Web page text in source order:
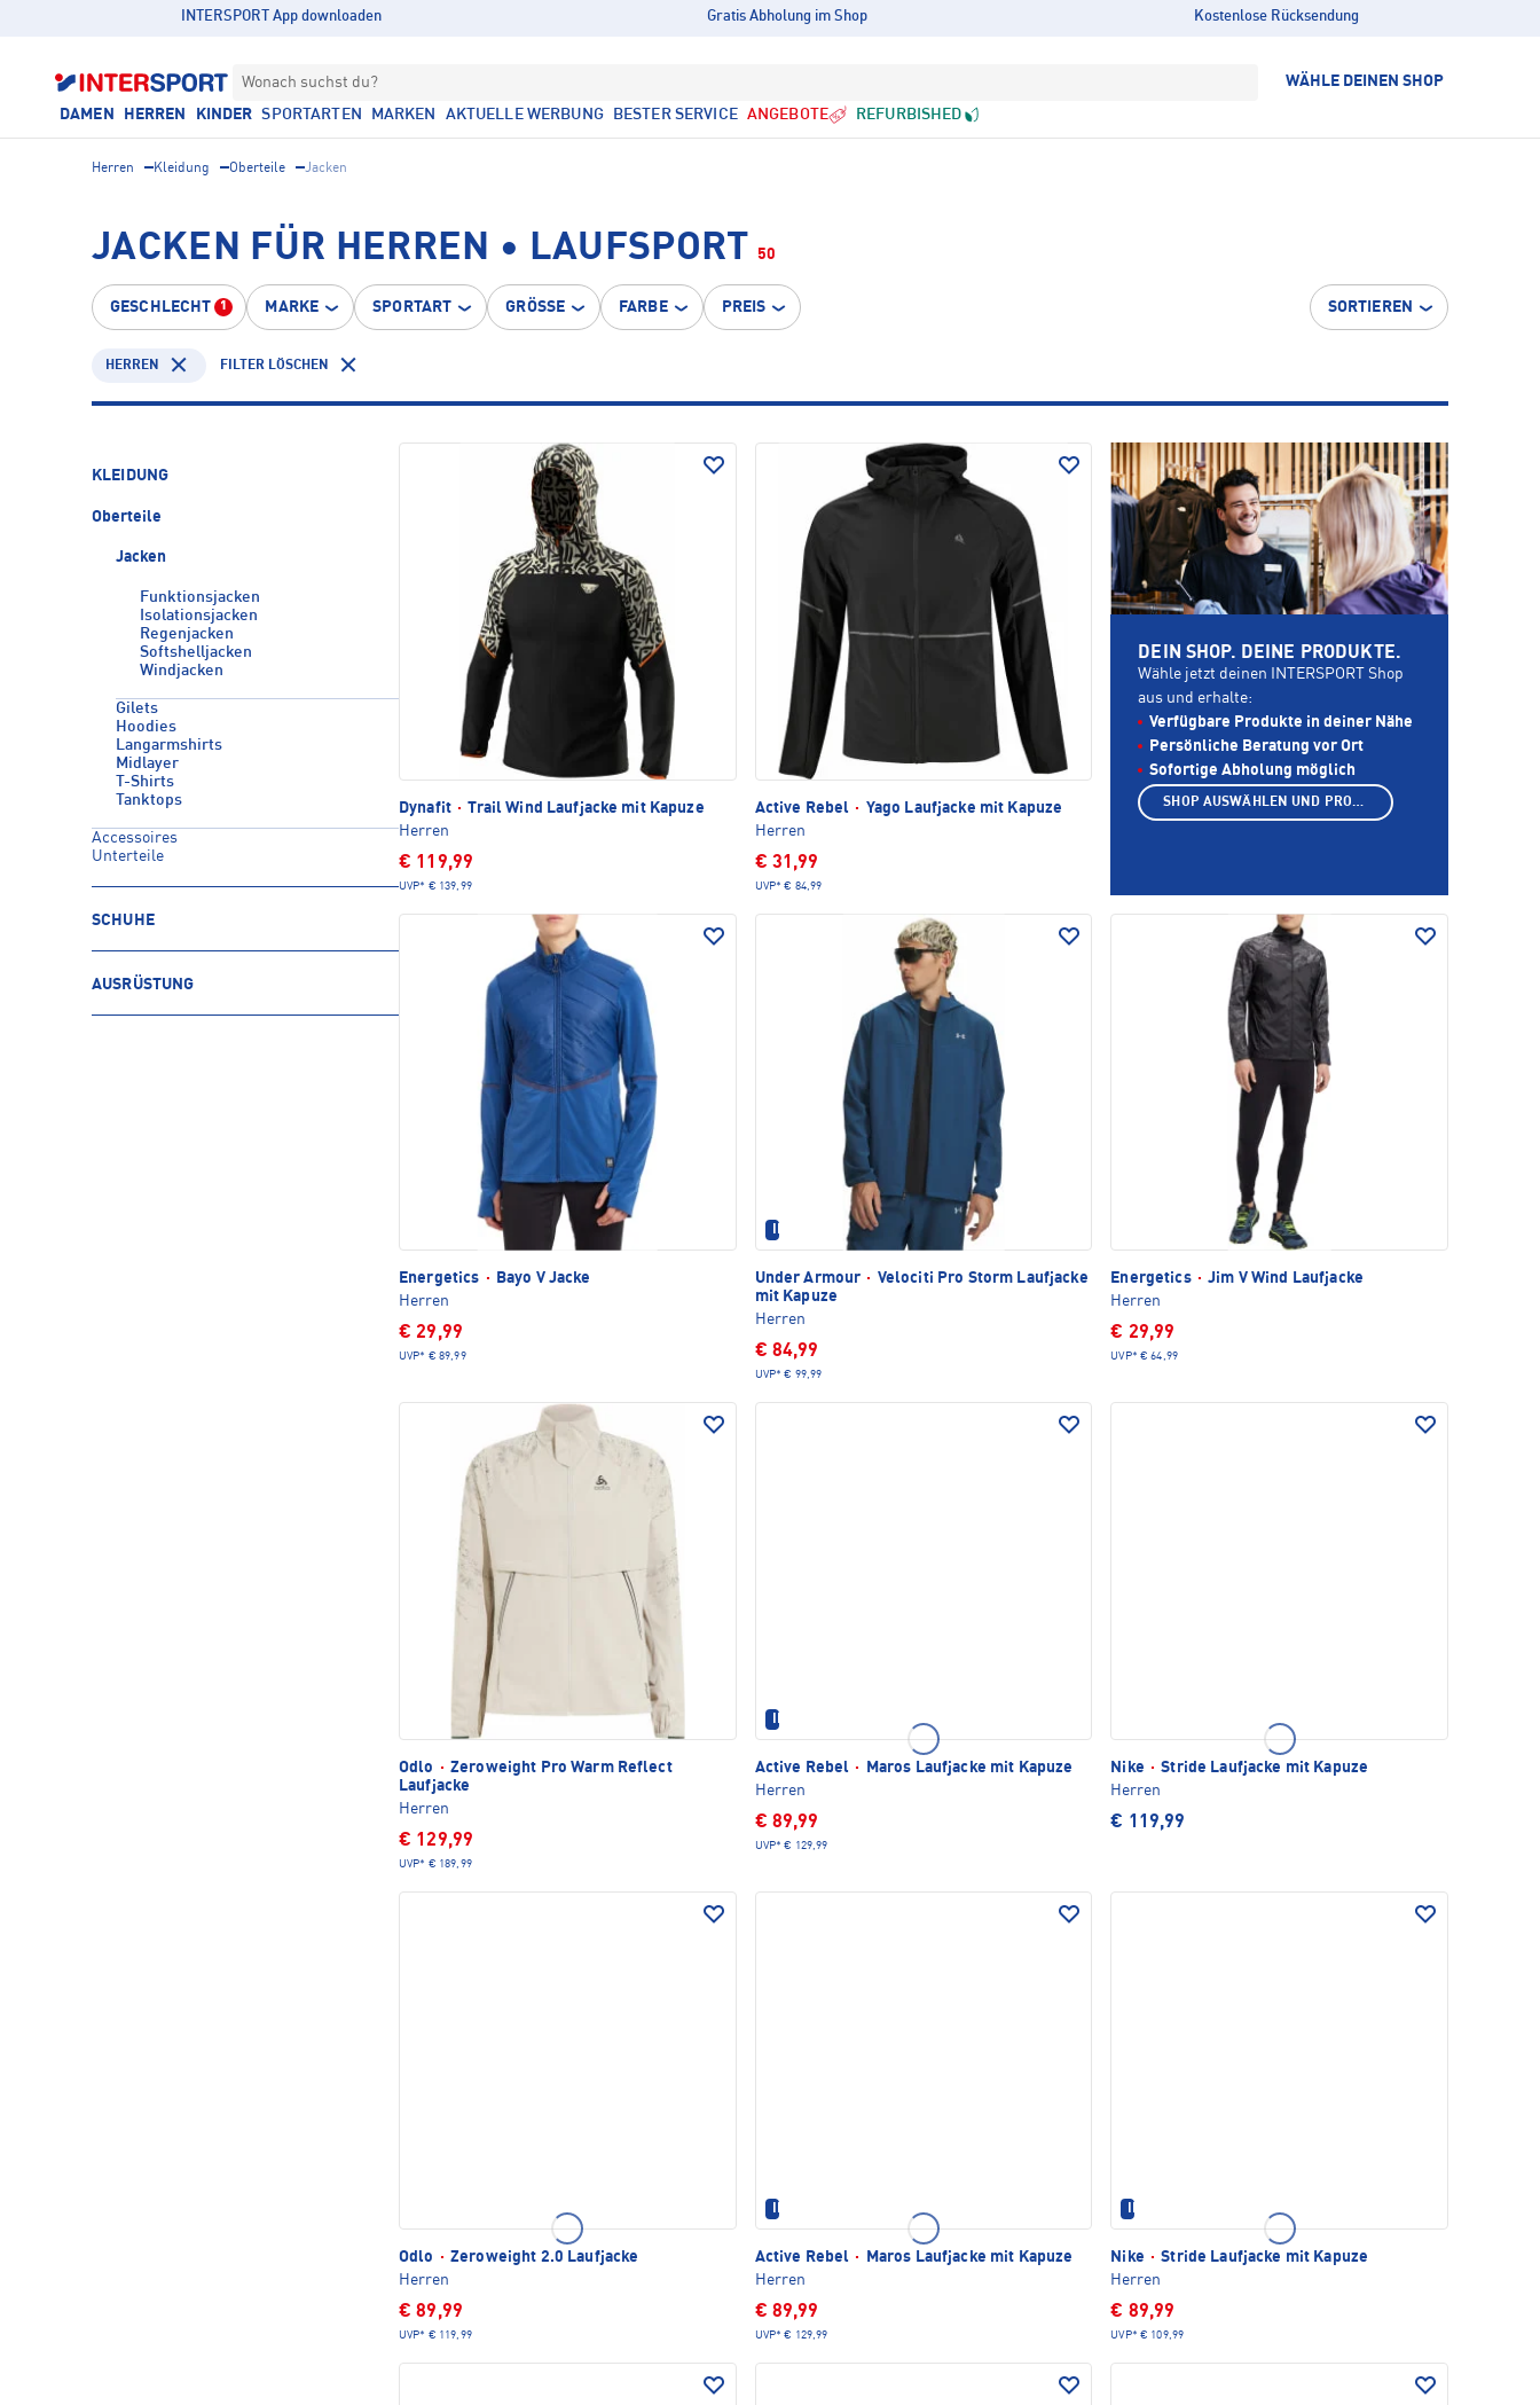
INTERSPORT App downloaden Gratis Abholung im Shop Kostenlose Rücksendung
Wonach suchst du? WÄHLE DEINEN SHOP
DAMEN HERREN KINDER SPORTARTEN MARKEN AKTUELLE WERBUNG BESTER SERVICE ANGEBOTE REFURBISHED
Herren Kleidung Oberteile Jacken
JACKEN FÜR HERREN • LAUFSPORT 50
GESCHLECHT 1 MARKE SPORTART GRÖSSE FARBE PREIS SORTIEREN
HERREN FILTER LÖSCHEN
KLEIDUNG
Oberteile
Jacken
Funktionsjacken
Isolationsjacken
Regenjacken
Softshelljacken
Windjacken
Gilets
Hoodies
Langarmshirts
Midlayer
T-Shirts
Tanktops
Accessoires
Unterteile
SCHUHE
AUSRÜSTUNG
Dynafit · Trail Wind Laufjacke mit Kapuze
Herren
€ 119,99
UVP* € 139,99
Active Rebel · Yago Laufjacke mit Kapuze
Herren
€ 31,99
UVP* € 84,99
Energetics ·
Bayo V Jacke
Herren
€ 29,99
UVP* € 89,99
IM SET ERHÄLTLICH
Under Armour · Velociti Pro Storm Laufjacke
mit Kapuze
Herren
€ 84,99
UVP* € 99,99
Energetics · Jim V Wind Laufjacke
Herren
€ 29,99
UVP* € 64,99
Odlo · Zeroweight Pro Warm Reflect
Laufjacke
Herren
€ 129,99
UVP* € 189,99
Active Rebel ·
Maros Laufjacke mit Kapuze
Herren
€ 89,99
UVP* € 129,99
Nike · Stride Laufjacke mit Kapuze
Herren
€ 119,99
Odlo · Zeroweight 2.0 Laufjacke
Herren
€ 89,99
UVP* € 119,99
Active Rebel ·
Maros Laufjacke mit Kapuze
Herren
€ 89,99
UVP* € 129,99
Nike · Stride Laufjacke mit Kapuze
Herren
€ 89,99
UVP* € 109,99
DEIN SHOP. DEINE PRODUKTE.
Wähle jetzt deinen INTERSPORT Shop
aus und erhalte:
Verfügbare Produkte in deiner Nähe
Persönliche Beratung vor Ort
Sofortige Abholung möglich
SHOP AUSWÄHLEN UND PRODUKTE ANZEIGEN